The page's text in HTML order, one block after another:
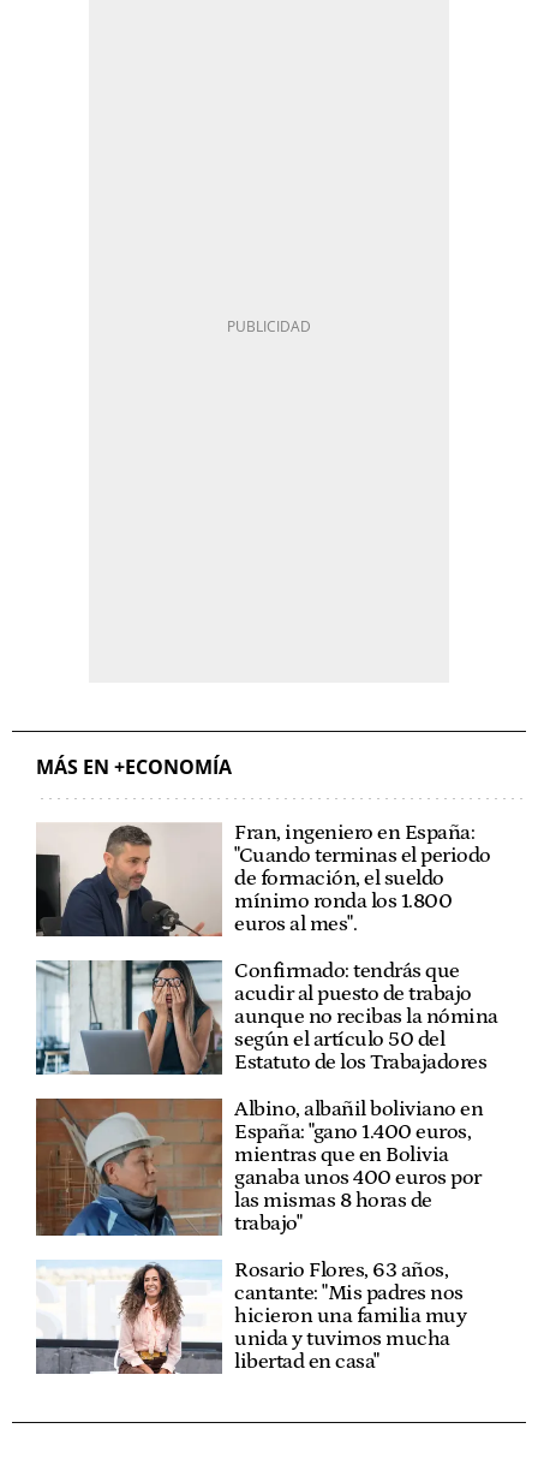
MÁS EN +ECONOMÍA
Fran, ingeniero en España:
"Cuando terminas el periodo
de formación, el sueldo
mínimo ronda los 1.800
euros al mes".
Confirmado: tendrás que
acudir al puesto de trabajo
aunque no recibas la nómina
según el artículo 50 del
Estatuto de los Trabajadores
Albino, albañil boliviano en
España: "gano 1.400 euros,
mientras que en Bolivia
ganaba unos 400 euros por
las mismas 8 horas de
trabajo"
Rosario Flores, 63 años,
cantante: "Mis padres nos
hicieron una familia muy
unida y tuvimos mucha
libertad en casa"